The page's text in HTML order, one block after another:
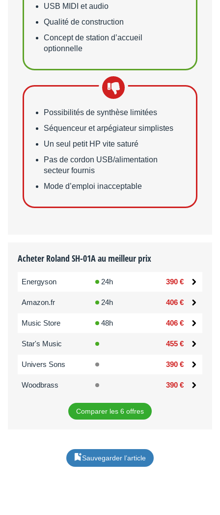
USB MIDI et audio
Qualité de construction
Concept de station d’accueil
optionnelle
Points faibles
Possibilités de synthèse limitées
Séquenceur et arpégiateur simplistes
Un seul petit HP vite saturé
Pas de cordon USB/alimentation
secteur fournis
Mode d’emploi inacceptable
Acheter Roland SH-01A au meilleur prix
Energyson 24h 390 €
Amazon.fr 24h 406 €
Music Store 48h 406 €
Star's Music 455 €
Univers Sons 390 €
Woodbrass 390 €
Comparer les 6 offres
Sauvegarder l’article